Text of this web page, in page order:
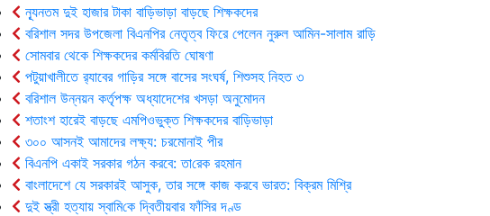
ন্যূনতম দুই হাজার টাকা বাড়িভাড়া বাড়ছে শিক্ষকদের
বরিশাল সদর উপজেলা বিএনপির নেতৃত্ব ফিরে পেলেন নুরুল আমিন-সালাম রাড়ি
সোমবার থেকে শিক্ষকদের কর্মবিরতি ঘোষণা
পটুয়াখালীতে র‍্যাবের গাড়ির সঙ্গে বাসের সংঘর্ষ, শিশুসহ নিহত ৩
বরিশাল উন্নয়ন কর্তৃপক্ষ অধ্যাদেশের খসড়া অনুমোদন
শতাংশ হারেই বাড়ছে এমপিওভুক্ত শিক্ষকদের বাড়িভাড়া
৩০০ আসনই আমাদের লক্ষ্য: চরমোনাই পীর
বিএনপি একাই সরকার গঠন করবে: তা‌রেক রহমান
বাংলাদেশে যে সরকারই আসুক, তার সঙ্গে কাজ করবে ভারত: বিক্রম মিশ্রি
দুই স্ত্রী হত্যায় স্বা‌মি‌কে দ্বিতীয়বার ফাঁসির দণ্ড